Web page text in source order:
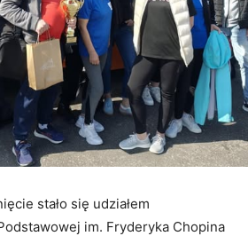
stało się udziałem
im. Fryderyka Chopina